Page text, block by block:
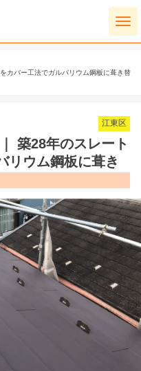
カバー工法でガルバリウム鋼板に葺き替
江東区
築28年のスレート
リウム鋼板に葺き